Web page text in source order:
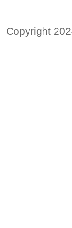
Copyright